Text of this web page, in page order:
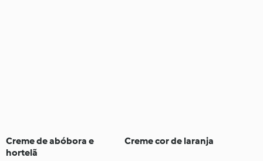
Creme de abóbora e
hortelã
Creme cor de laranja